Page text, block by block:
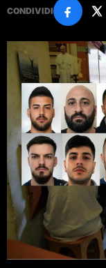
CONDIVIDI